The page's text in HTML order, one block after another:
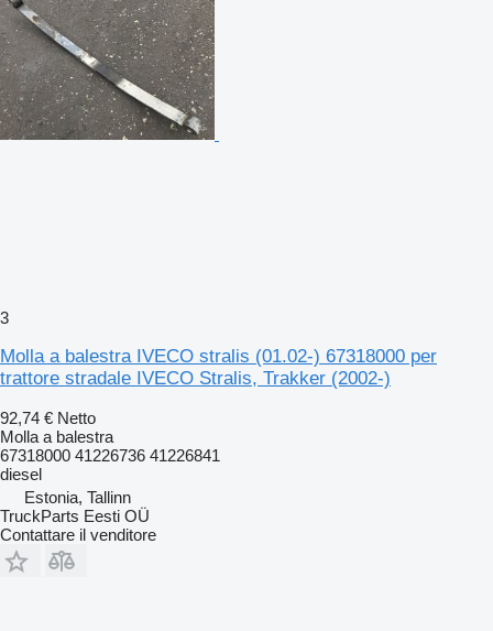
3
Molla a balestra IVECO stralis (01.02-) 67318000 per
trattore stradale IVECO Stralis, Trakker (2002-)
92,74 € Netto
Molla a balestra
67318000 41226736 41226841
diesel
Estonia, Tallinn
TruckParts Eesti OÜ
Contattare il venditore